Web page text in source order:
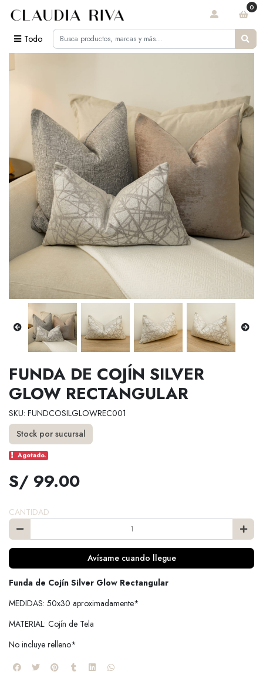
Todo
0
FUNDA DE COJÍN SILVER
GLOW RECTANGULAR
SKU: FUNDCOSILGLOWREC001
Stock por sucursal
Agotado.
S/ 99.00
CANTIDAD
Avísame cuando llegue
Funda de Cojín Silver Glow Rectangular
MEDIDAS: 50x30 aproximadamente*
MATERIAL: Cojín de Tela
No incluye relleno*